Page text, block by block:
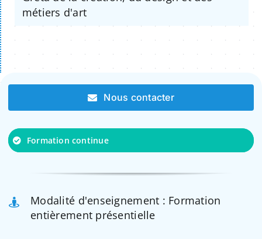
métiers d'art
Nous contacter
Formation continue
Modalité d'enseignement : Formation
entièrement présentielle